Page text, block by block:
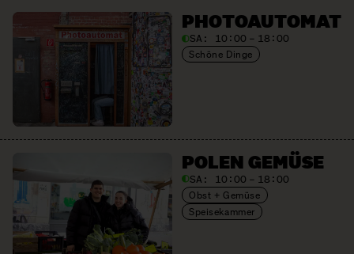
PHOTO­AUTOMAT
SA: 10:00 – 18:00
Schöne Dinge
POLEN GEMÜSE
SA: 10:00 – 18:00
Obst + Gemüse
Speisekammer